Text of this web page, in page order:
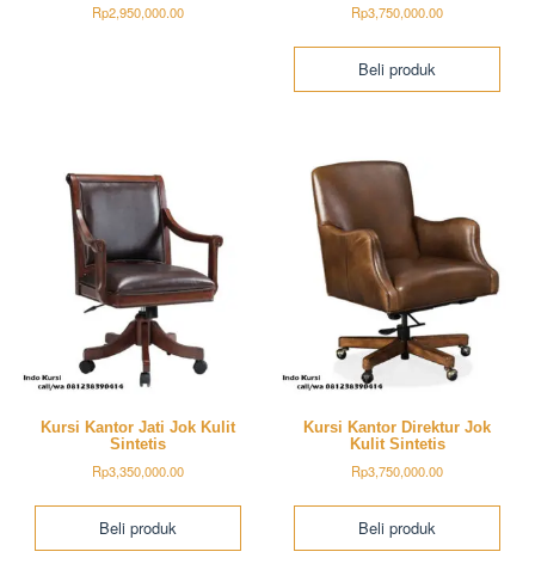
Rp2,950,000.00 Rp3,750,000.00
Beli produk
Kursi Kantor Jati Jok Kulit
Sintetis
Rp3,350,000.00
Beli produk
Kursi Kantor Direktur Jok
Kulit Sintetis
Rp3,750,000.00
Beli produk